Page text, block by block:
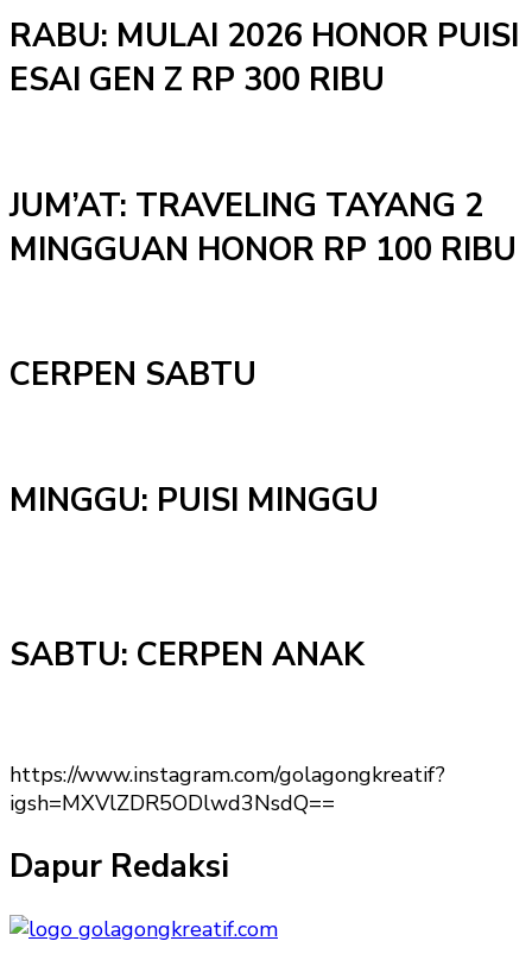
RABU: MULAI 2026 HONOR PUISI
ESAI GEN Z RP 300 RIBU
JUM’AT: TRAVELING TAYANG 2
MINGGUAN HONOR RP 100 RIBU
CERPEN SABTU
MINGGU: PUISI MINGGU
SABTU: CERPEN ANAK
https://www.instagram.com/golagongkreatif?
igsh=MXVlZDR5ODlwd3NsdQ==
Dapur Redaksi